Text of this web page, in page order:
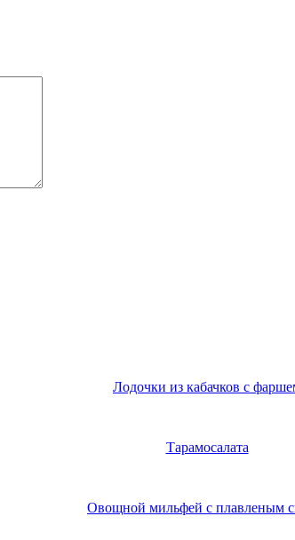
Лодочки из кабачков с
Тарамосалата
Овощной мильфей с плавленым